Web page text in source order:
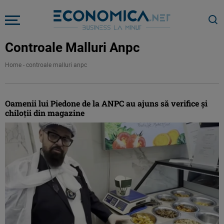
Controale Malluri Anpc
Home - controale malluri anpc
Oamenii lui Piedone de la ANPC au ajuns să verifice și
chiloții din magazine